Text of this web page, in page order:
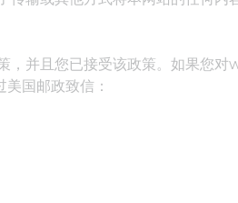
，并且您已接受该政策。如果
国邮政致信：